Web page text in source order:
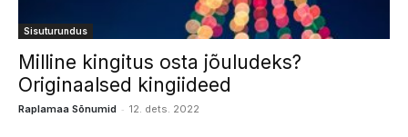
Sisuturundus
Milline kingitus osta jõuludeks?
Originaalsed kingiideed
Raplamaa Sõnumid - 12. dets. 2022